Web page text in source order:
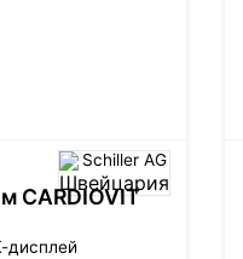
Schiller AG
CARDIOVIT
дисплей